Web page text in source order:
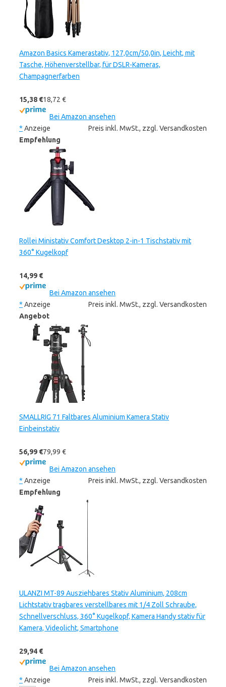
Amazon Basics Kamerastativ, 127,0cm/50,0in, Leicht, mit
Tasche, Höhenverstellbar, für DSLR-Kameras,
Champagnerfarben
15,38 €18,72 €
Bei Amazon ansehen
* Anzeige
Preis inkl. MwSt., zzgl. Versandkosten
Empfehlung
Rollei Ministativ Comfort Desktop 2-in-1 Tischstativ mit
360° Kugelkopf
14,99 €
Bei Amazon ansehen
* Anzeige
Preis inkl. MwSt., zzgl. Versandkosten
Angebot
SMALLRIG 71 Faltbares Aluminium Kamera Stativ
Einbeinstativ
56,99 €79,99 €
Bei Amazon ansehen
* Anzeige
Preis inkl. MwSt., zzgl. Versandkosten
Empfehlung
ULANZI MT-89 Ausziehbares Stativ Aluminium, 208cm
Lichtstativ tragbares verstellbares mit 1/4 Zoll Schraube,
Schnellverschluss, 360° Kugelkopf, Kamera Handy stativ für
Kamera, Videolicht, Smartphone
29,94 €
Bei Amazon ansehen
* Anzeige Preis inkl. MwSt., zzgl. Versandkosten